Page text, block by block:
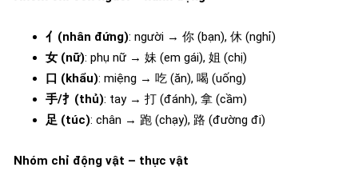
亻(nhân đứng): người → 你 (bạn), 休 (nghỉ)
女 (nữ): phụ nữ → 妹 (em gái), 姐 (chị)
口 (khẩu): miệng → 吃 (ăn), 喝 (uống)
手/扌(thủ): tay → 打 (đánh), 拿 (cầm)
足 (túc): chân → 跑 (chạy), 路 (đường đi)
Nhóm chỉ động vật – thực vật